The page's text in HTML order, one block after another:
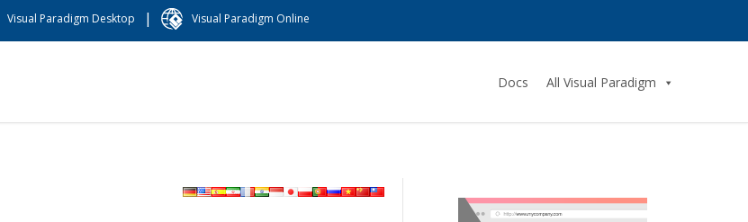
Visual Paradigm Desktop | Visual Paradigm Online
Docs All Visual Paradigm